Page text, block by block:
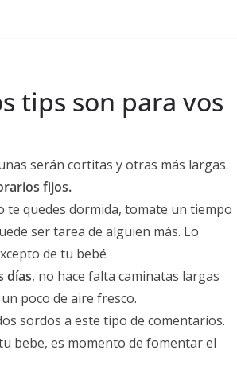
tips son para vos
serán cortitas y otras más largas.
fijos.
te quedes dormida, tomate un tiempo
ser tarea de alguien más. Lo
de tu bebé
días, no hace falta caminatas largas
poco de aire fresco.
sordos a este tipo de comentarios.
bebe, es momento de fomentar el